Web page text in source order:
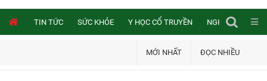
TIN TỨC SỨC KHỎE Y HỌC CỔ TRUYỀN NGHIÊN CỨU
MỚI NHẤT ĐỌC NHIỀU